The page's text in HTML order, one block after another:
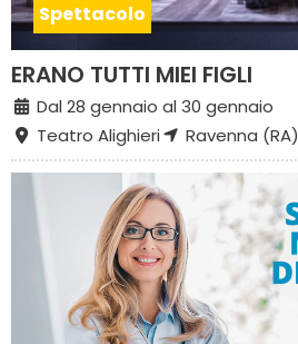
Spettacolo
ERANO TUTTI MIEI FIGLI
Dal 28 gennaio al 30 gennaio
Teatro Alighieri
Ravenna (RA)